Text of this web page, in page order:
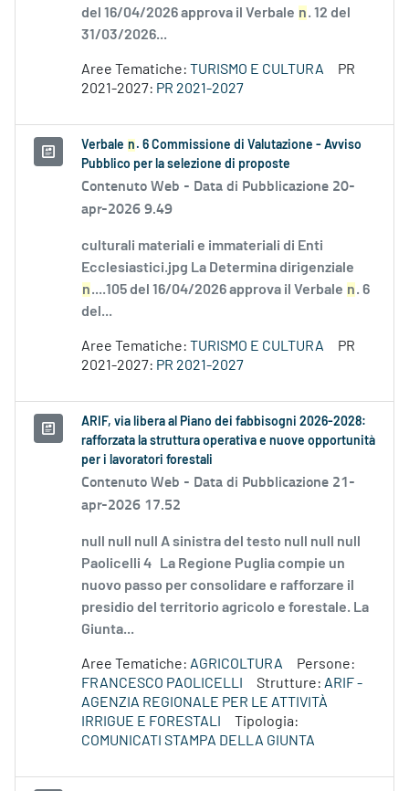
del 16/04/2026 approva il Verbale n. 12 del
31/03/2026...
Aree Tematiche: TURISMO E CULTURA
PR
2021-2027: PR 2021-2027
Verbale n . 6 Commissione di Valutazione - Avviso
Pubblico per la selezione di proposte
Contenuto Web - Data di Pubblicazione 20-
apr-2026 9.49
culturali materiali e immateriali di Enti
Ecclesiastici.jpg La Determina dirigenziale
n....105 del 16/04/2026 approva il Verbale n. 6
del...
Aree Tematiche: TURISMO E CULTURA
PR
2021-2027: PR 2021-2027
ARIF, via libera al Piano dei fabbisogni 2026-2028:
rafforzata la struttura operativa e nuove opportunità
per i lavoratori forestali
Contenuto Web - Data di Pubblicazione 21-
apr-2026 17.52
null null null A sinistra del testo null null null
Paolicelli 4 La Regione Puglia compie un
nuovo passo per consolidare e rafforzare il
presidio del territorio agricolo e forestale. La
Giunta...
Aree Tematiche: AGRICOLTURA
Persone:
FRANCESCO PAOLICELLI
Strutture: ARIF -
AGENZIA REGIONALE PER LE ATTIVITÀ
IRRIGUE E FORESTALI
Tipologia:
COMUNICATI STAMPA DELLA GIUNTA